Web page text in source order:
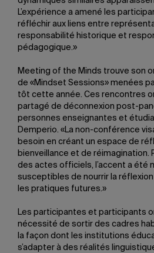
L’expérience a amené les
réfléchir aux liens entre
responsabilité historique et
pédagogique.»
Meeting of the Minds trouve son
de «Mindset Sessions» menées
tôt cette année. Ces rencontres
partagé de déconnexion post-
personnes enseignantes et
Demperio. «La non-conférence
besoin en créant un espace de
bienveillance et de réimagination.
des actes officiels, l’accent a été
susceptibles de nourrir la
les pratiques futures.»
Les participantes et participants
nécessité de sortir des cadres
la façon dont les institutions
s’adapter à des réalités